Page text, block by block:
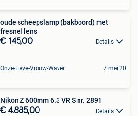
oude scheepslamp (bakboord) met
fresnel lens
€ 145,00 Details
Onze-Lieve-Vrouw-Waver 7 mei 20
Nikon Z 600mm 6.3 VR S nr. 2891
€ 4.885,00 Details